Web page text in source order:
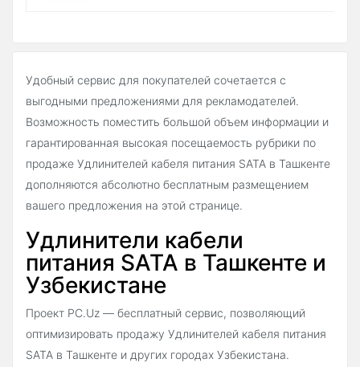
Удобный сервис для покупателей сочетается с
выгодными предложениями для рекламодателей.
Возможность поместить большой объем информации и
гарантированная высокая посещаемость рубрики по
продаже Удлинителей кабеля питания SATA в Ташкенте
дополняются абсолютно бесплатным размещением
вашего предложения на этой странице.
Удлинители кабели
питания SATA в Ташкенте и
Узбекистане
Проект PC.Uz — бесплатный сервис, позволяющий
оптимизировать продажу Удлинителей кабеля питания
SATA в Ташкенте и других городах Узбекистана.